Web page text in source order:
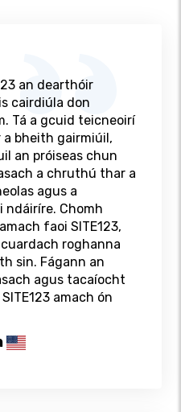
an dearthóir
cairdiúla don
Tá a gcuid teicneoirí
bheith gairmiúil,
an próiseas chun
a chruthú thar a
agus a
Chomh
faoi SITE123,
roghanna
sin. Fágann an
agus tacaíocht
amach ón